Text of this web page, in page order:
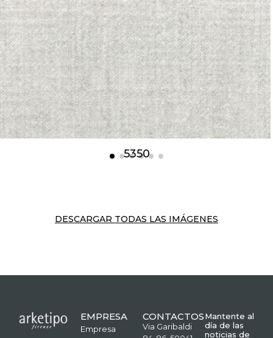
5350
DESCARGAR TODAS LAS IMÁGENES
EMPRESA
Empresa
CONTACTOS
Via Garibaldi
Mantente al
día de las
noticias de